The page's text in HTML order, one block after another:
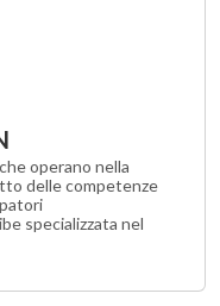
operano nella
delle competenze
specializzata nel